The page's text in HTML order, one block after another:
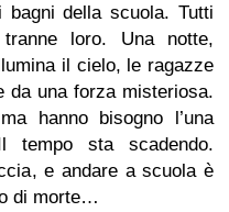
della scuola. Tutti
loro. Una notte,
il cielo, le ragazze
da una forza misteriosa.
hanno bisogno l’una
tempo sta scadendo.
e andare a scuola è
di morte…